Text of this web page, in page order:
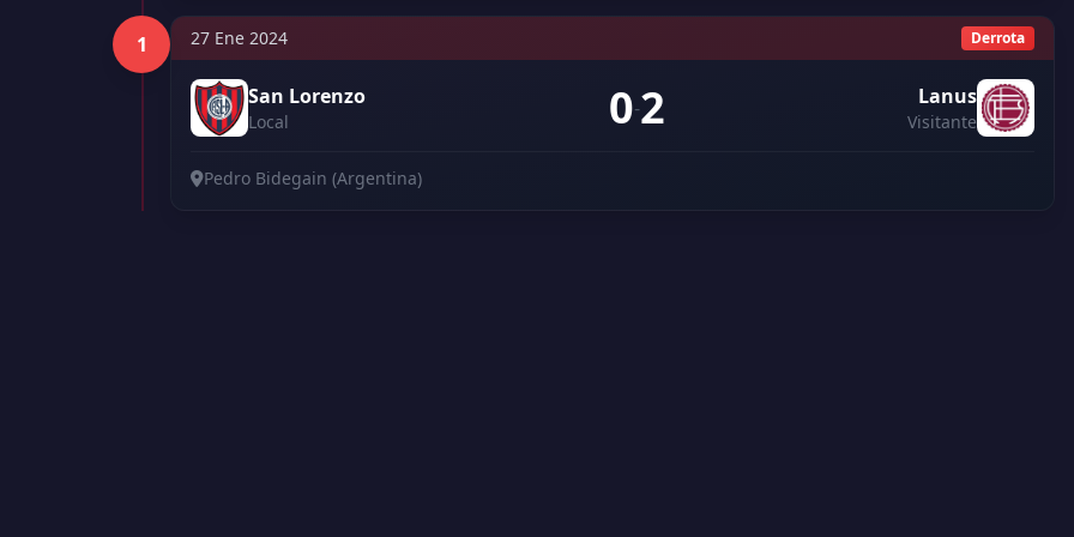
1 27 Ene 2024 Derrota
San Lorenzo
Local 0-2 Lanus
Visitante
Pedro Bidegain (Argentina)